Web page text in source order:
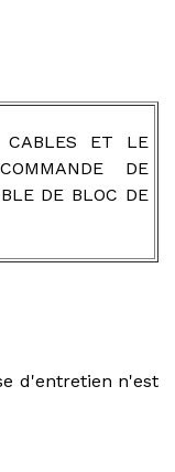
CABLES ET LE
DE
DE BLOC DE
d'entretien n'est